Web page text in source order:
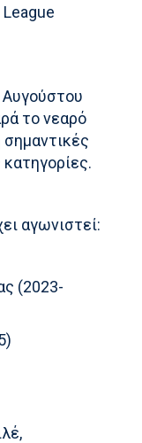
Αυγούστου
το νεαρό
σημαντικές
αγωνιστεί:
(2023-